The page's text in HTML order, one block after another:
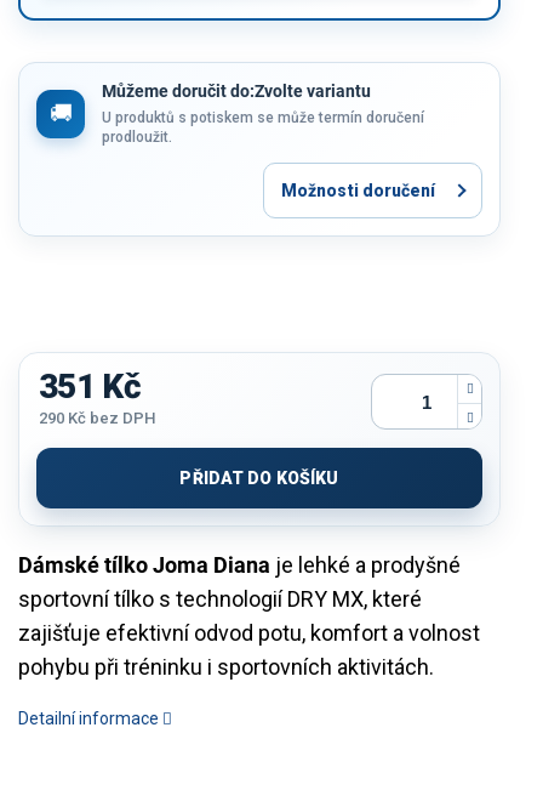
Můžeme doručit do:Zvolte variantu
U produktů s potiskem se může termín doručení
prodloužit.
Možnosti doručení
Dámské tílko Joma Diana je lehké a prodyšné
sportovní tílko s technologií DRY MX, které
zajišťuje efektivní odvod potu, komfort a volnost
pohybu při tréninku i sportovních aktivitách.
Detailní informace
351 Kč
290 Kč bez DPH
cena:
PŘIDAT DO KOŠÍKU